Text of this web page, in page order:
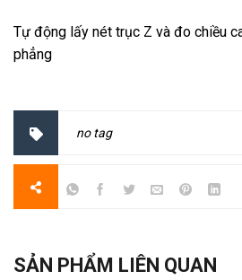
Tự động lấy nét trục Z và đo chiều
phẳng
no tag
SẢN PHẨM LIÊN QUAN